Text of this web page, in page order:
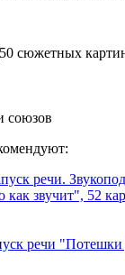
сюжетных
союзов
речи.
как звучит", 52
речи